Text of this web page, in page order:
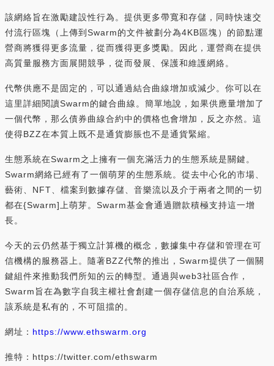
該網絡旨在激勵建設性行為。提供更多帶寬和存儲，同時快速交
付流行區塊（上傳到Swarm的文件被劃分為4KB區塊）的節點運
營商將獲得更多流量，從而獲得更多獎勵。因此，運營商在提供
高質量服務方面展開競爭，從而發展、保護和維護網絡。
代幣供應不是固定的，可以通過結合曲線增加或減少。你可以在
這里詳細閱讀Swarm的鍵合曲線。簡單地說，如果供應量增加了
一個代幣，那么債券曲線合約中的價格也會增加，反之亦然。這
使得BZZ在本質上既不是通貨膨脹也不是通貨緊縮。
生態系統在Swarm之上擁有一個充滿活力的生態系統是關鍵。
Swarm網絡已經有了一個萌芽的生態系統。從去中心化的市場、
藝術、NFT、檔案到數據存儲、音樂流以及介于兩者之間的一切
都在{Swarm]上萌芽。Swarm基金會通過贈款積極支持這一增
長。
今天的云仍然基于獨立計算機的概念，數據集中存儲和管理在可
信機構的服務器上。隨著BZZ代幣的推出，Swarm提供了一個關
鍵組件來推動我們所知的云的轉型。通過與web3社區合作，
Swarm旨在為數字自我主權社會創建一個存儲信息的自治系統，
該系統是私有的，不可阻擋的。
網址： https://www.ethswarm.org
推特：https://twitter.com/ethswarm